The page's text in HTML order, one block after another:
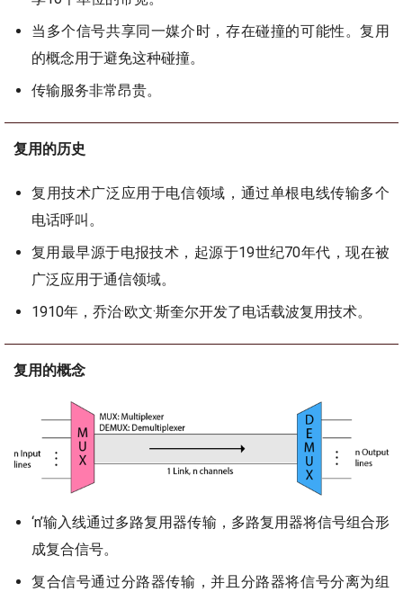
当多个信号共享同一媒介时，存在碰撞的可能性。复用
的概念用于避免这种碰撞。
传输服务非常昂贵。
复用的历史
复用技术广泛应用于电信领域，通过单根电线传输多个
电话呼叫。
复用最早源于电报技术，起源于19世纪70年代，现在被
广泛应用于通信领域。
1910年，乔治·欧文·斯奎尔开发了电话载波复用技术。
复用的概念
‘n’输入线通过多路复用器传输，多路复用器将信号组合形
成复合信号。
复合信号通过分路器传输，并且分路器将信号分离为组